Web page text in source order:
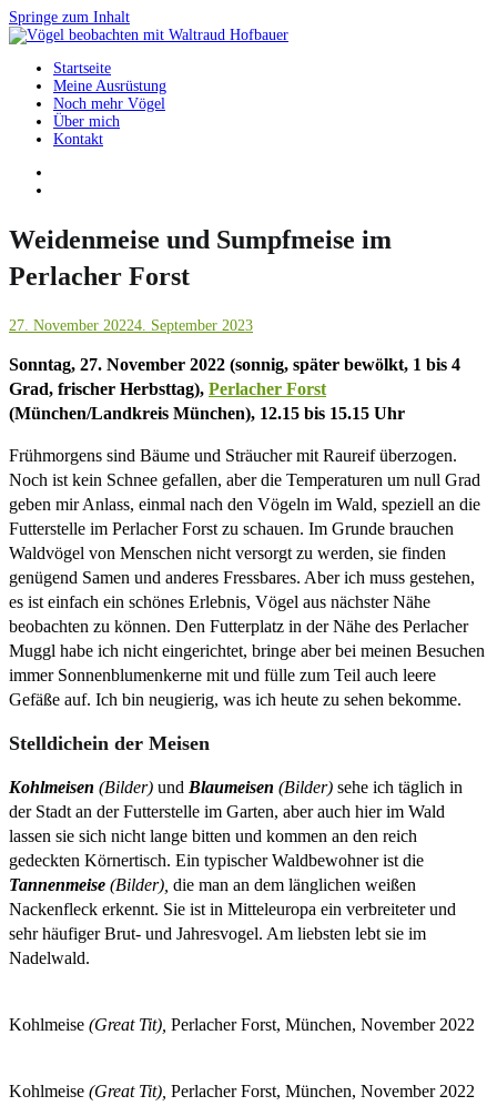
Springe zum Inhalt
Vögel beobachten mit Waltraud Hofbauer
Startseite
Meine Ausrüstung
Noch mehr Vögel
Über mich
Kontakt
Weidenmeise und Sumpfmeise im
Perlacher Forst
27. November 20224. September 2023
Sonntag, 27. November 2022 (sonnig, später bewölkt, 1 bis 4
Grad, frischer Herbsttag), Perlacher Forst
(München/Landkreis München), 12.15 bis 15.15 Uhr
Frühmorgens sind Bäume und Sträucher mit Raureif überzogen.
Noch ist kein Schnee gefallen, aber die Temperaturen um null Grad
geben mir Anlass, einmal nach den Vögeln im Wald, speziell an die
Futterstelle im Perlacher Forst zu schauen. Im Grunde brauchen
Waldvögel von Menschen nicht versorgt zu werden, sie finden
genügend Samen und anderes Fressbares. Aber ich muss gestehen,
es ist einfach ein schönes Erlebnis, Vögel aus nächster Nähe
beobachten zu können. Den Futterplatz in der Nähe des Perlacher
Muggl habe ich nicht eingerichtet, bringe aber bei meinen Besuchen
immer Sonnenblumenkerne mit und fülle zum Teil auch leere
Gefäße auf. Ich bin neugierig, was ich heute zu sehen bekomme.
Stelldichein der Meisen
Kohlmeisen (Bilder) und Blaumeisen (Bilder) sehe ich täglich in
der Stadt an der Futterstelle im Garten, aber auch hier im Wald
lassen sie sich nicht lange bitten und kommen an den reich
gedeckten Körnertisch. Ein typischer Waldbewohner ist die
Tannenmeise (Bilder), die man an dem länglichen weißen
Nackenfleck erkennt. Sie ist in Mitteleuropa ein verbreiteter und
sehr häufiger Brut- und Jahresvogel. Am liebsten lebt sie im
Nadelwald.
Kohlmeise (Great Tit), Perlacher Forst, München, November 2022
Kohlmeise (Great Tit), Perlacher Forst, München, November 2022